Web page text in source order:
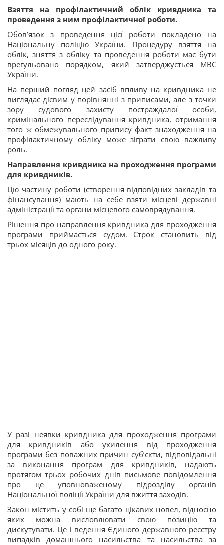
Взяття на профілактичний облік кривдника та
проведення з ним профілактичної роботи.
Обов’язок з проведення цієї роботи покладено на
Національну поліцію України. Процедуру взяття на
облік, зняття з обліку та проведення роботи має бути
врегульовано порядком, який затверджується МВС
України.
На перший погляд цей засіб впливу на кривдника не
виглядає дієвим у порівнянні з приписами, але з точки
зору судового захисту постраждалої особи,
кримінального переслідування кривдника, отримання
того ж обмежувального припису факт знаходження на
профілактичному обліку може зіграти свою важливу
роль.
Направлення кривдника на проходження програми
для кривдників.
Цю частину роботи (створення відповідних закладів та
фінансування) мають на себе взяти місцеві державні
адміністрації та органи місцевого самоврядування.
Рішення про направлення кривдника для проходження
програми приймається судом. Строк становить від
трьох місяців до одного року.
У разі неявки кривдника для проходження програми
для кривдників або ухилення від проходження
програми без поважних причин суб’єкти, відповідальні
за виконання програм для кривдників, надають
протягом трьох робочих днів письмове повідомлення
про це уповноваженому підрозділу органів
Національної поліції України для вжиття заходів.
Закон містить у собі ще багато цікавих новел, відносно
яких можна висловлювати свою позицію та
дискутувати. Це і ведення Єдиного державного реєстру
випадків домашнього насильства та насильства за